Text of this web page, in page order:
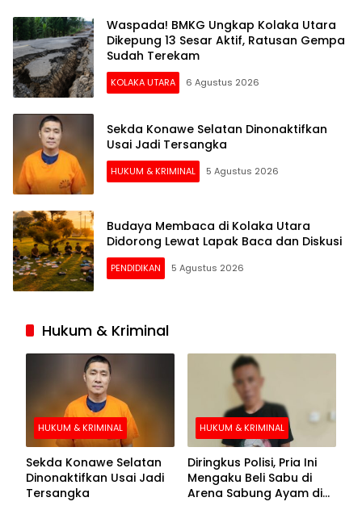
Waspada! BMKG Ungkap Kolaka Utara
Dikepung 13 Sesar Aktif, Ratusan Gempa
Sudah Terekam
KOLAKA UTARA 6 Agustus 2026
Sekda Konawe Selatan Dinonaktifkan
Usai Jadi Tersangka
HUKUM & KRIMINAL 5 Agustus 2026
Budaya Membaca di Kolaka Utara
Didorong Lewat Lapak Baca dan Diskusi
PENDIDIKAN 5 Agustus 2026
Hukum & Kriminal
HUKUM & KRIMINAL
Sekda Konawe Selatan
Dinonaktifkan Usai Jadi
Tersangka
HUKUM & KRIMINAL
Diringkus Polisi, Pria Ini
Mengaku Beli Sabu di
Arena Sabung Ayam di